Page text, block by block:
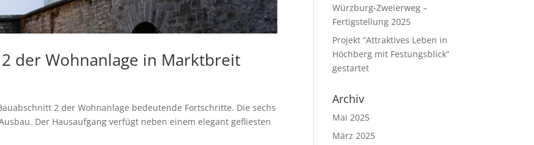
der Wohnanlage in Marktbreit
2 der Wohnanlage bedeutende Fortschritte. Die sechs
Der Hausaufgang verfügt neben einem elegant gefliesten
Würzburg-Zweierweg –
Fertigstellung 2025
Projekt “Attraktives Leben in
Höchberg mit Festungsblick”
gestartet
Archiv
Mai 2025
März 2025